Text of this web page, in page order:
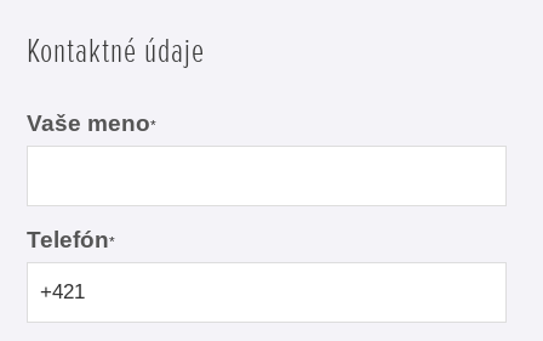
Kontaktné údaje
Vaše meno*
Telefón*